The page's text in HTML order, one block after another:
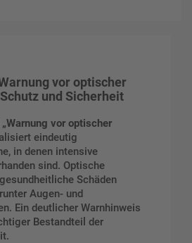
vor optischer
und Sicherheit
vor optischer
eindeutig
in denen intensive
sind. Optische
Schäden
Augen- und
Ein deutlicher Warnhinweis
Bestandteil der